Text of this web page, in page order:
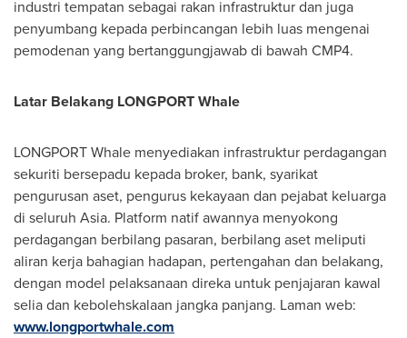
industri tempatan sebagai rakan infrastruktur dan juga
penyumbang kepada perbincangan lebih luas mengenai
pemodenan yang bertanggungjawab di bawah CMP4.
Latar Belakang LONGPORT Whale
LONGPORT Whale menyediakan infrastruktur perdagangan
sekuriti bersepadu kepada broker, bank, syarikat
pengurusan aset, pengurus kekayaan dan pejabat keluarga
di seluruh Asia. Platform natif awannya menyokong
perdagangan berbilang pasaran, berbilang aset meliputi
aliran kerja bahagian hadapan, pertengahan dan belakang,
dengan model pelaksanaan direka untuk penjajaran kawal
selia dan kebolehskalaan jangka panjang. Laman web:
www.longportwhale.com